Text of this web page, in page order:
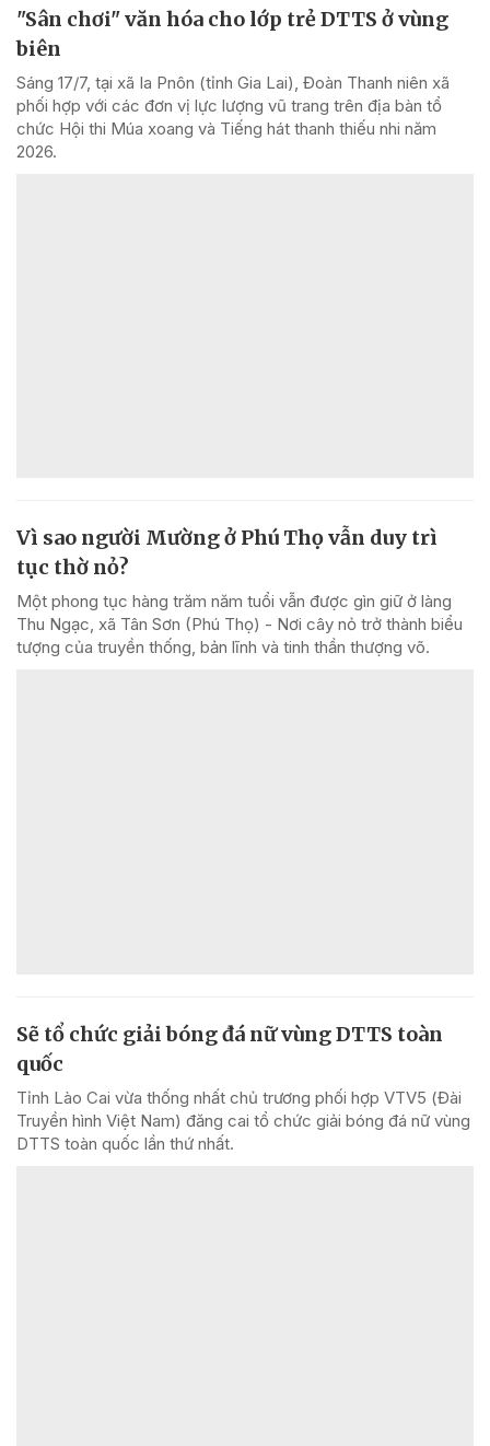
"Sân chơi" văn hóa cho lớp trẻ DTTS ở vùng
biên
Sáng 17/7, tại xã Ia Pnôn (tỉnh Gia Lai), Đoàn Thanh niên xã
phối hợp với các đơn vị lực lượng vũ trang trên địa bàn tổ
chức Hội thi Múa xoang và Tiếng hát thanh thiếu nhi năm
2026.
Vì sao người Mường ở Phú Thọ vẫn duy trì
tục thờ nỏ?
Một phong tục hàng trăm năm tuổi vẫn được gìn giữ ở làng
Thu Ngạc, xã Tân Sơn (Phú Thọ) - Nơi cây nỏ trở thành biểu
tượng của truyền thống, bản lĩnh và tinh thần thượng võ.
Sẽ tổ chức giải bóng đá nữ vùng DTTS toàn
quốc
Tỉnh Lào Cai vừa thống nhất chủ trương phối hợp VTV5 (Đài
Truyền hình Việt Nam) đăng cai tổ chức giải bóng đá nữ vùng
DTTS toàn quốc lần thứ nhất.